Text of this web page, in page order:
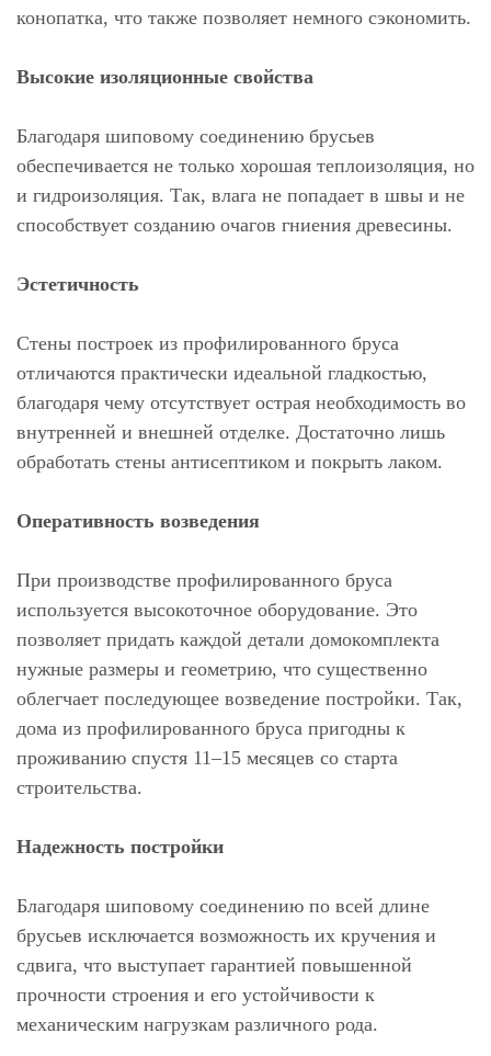
конопатка, что также позволяет немного сэкономить.
Высокие изоляционные свойства
Благодаря шиповому соединению брусьев
обеспечивается не только хорошая теплоизоляция, но
и гидроизоляция. Так, влага не попадает в швы и не
способствует созданию очагов гниения древесины.
Эстетичность
Стены построек из профилированного бруса
отличаются практически идеальной гладкостью,
благодаря чему отсутствует острая необходимость во
внутренней и внешней отделке. Достаточно лишь
обработать стены антисептиком и покрыть лаком.
Оперативность возведения
При производстве профилированного бруса
используется высокоточное оборудование. Это
позволяет придать каждой детали домокомплекта
нужные размеры и геометрию, что существенно
облегчает последующее возведение постройки. Так,
дома из профилированного бруса пригодны к
проживанию спустя 11–15 месяцев со старта
строительства.
Надежность постройки
Благодаря шиповому соединению по всей длине
брусьев исключается возможность их кручения и
сдвига, что выступает гарантией повышенной
прочности строения и его устойчивости к
механическим нагрузкам различного рода.